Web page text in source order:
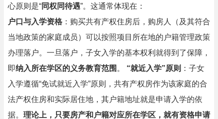
心原则是“同权同待遇”。这通常体现在：
户口与入学资格 ：购买共有产权住房后，购房人（及其符合
当地政策的家庭成员）可以按照项目所在地的户籍管理政策
办理落户。一旦落户，子女入学的基本权利就得到了保障，
即纳入所在学区的义务教育范围 。 “就近入学”原则 ：子女
入学遵循“免试就近入学”原则，共有产权房作为该家庭的合
法产权住房和实际居住地，其户籍地址就是申请入学的依
据。 理论上，只要房产和户籍对应所在学区，就有资格申请